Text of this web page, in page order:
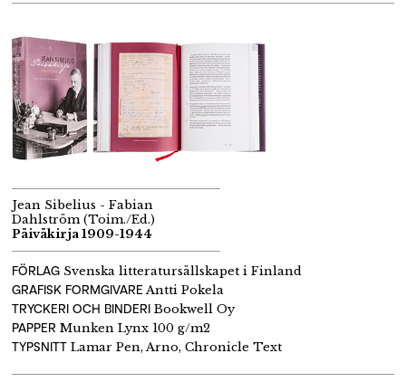
Jean Sibelius - Fabian
Dahlström (Toim./Ed.)
Päiväkirja 1909-1944
FÖRLAG Svenska litteratursällskapet i Finland
GRAFISK FORMGIVAREAntti Pokela
TRYCKERI OCH BINDERI Bookwell Oy
PAPPER Munken Lynx 100 g/m2
TYPSNITT Lamar Pen, Arno, Chronicle Text